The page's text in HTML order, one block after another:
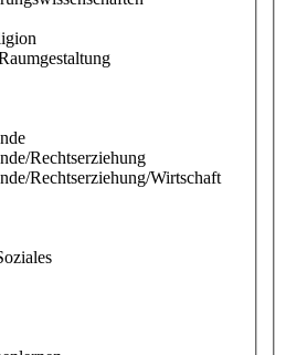
Rechtserziehung
Rechtserziehung/Wirtschaft